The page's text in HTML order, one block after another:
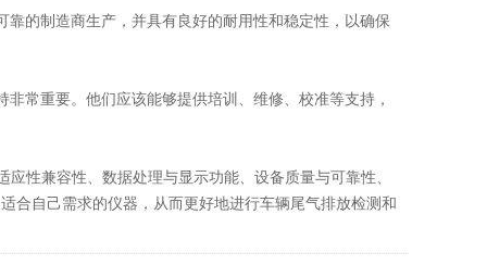
制造商生产，并具有良好的耐用性和稳定性，以确保
重要。他们应该能够提供培训、维修、校准等支持，
兼容性、数据处理与显示功能、设备质量与可靠性、
合自己需求的仪器，从而更好地进行车辆尾气排放检测和